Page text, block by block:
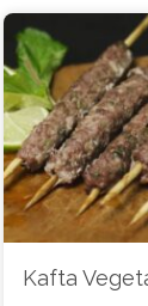
Kafta